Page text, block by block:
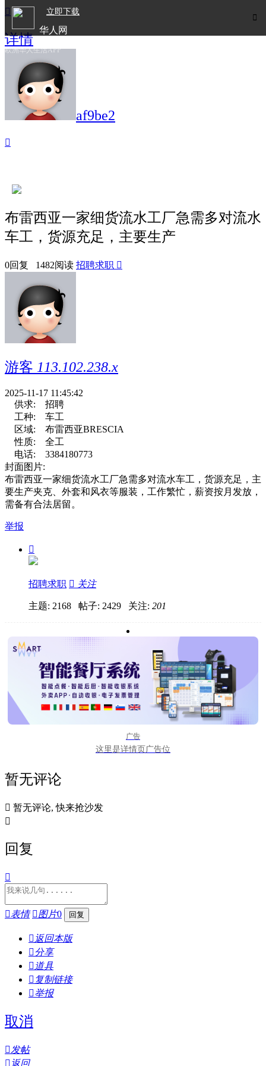

立即下载
华人网
欧洲华人生活APP

详情
af9be2

布雷西亚一家细货流水工厂急需多对流水
车工，货源充足，主要生产
0回复 1482阅读 招聘求职 
游客 113.102.238.x
2025-11-17 11:45:42
供求:
招聘
工种:
车工
区域:
布雷西亚BRESCIA
性质:
全工
电话:
3384180773
封面图片:
布雷西亚一家细货流水工厂急需多对流水车工，货源充足，主
要生产夹克、外套和风衣等服装，工作繁忙，薪资按月发放，
需备有合法居留。
举报

招聘求职  关注
主题: 2168 帖子: 2429 关注: 201
广告
这里是详情页广告位
暂无评论
 暂无评论, 快来抢沙发

回复

表情 图片0
 返回本版
分享
 道具
 复制链接
举报
取消
发帖
 返回